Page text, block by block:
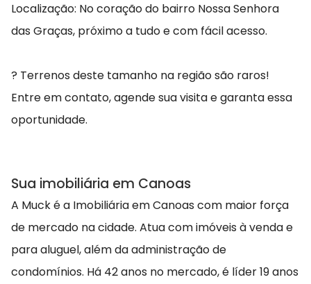
Localização: No coração do bairro Nossa Senhora
das Graças, próximo a tudo e com fácil acesso.
? Terrenos deste tamanho na região são raros!
Entre em contato, agende sua visita e garanta essa
oportunidade.
Sua imobiliária em Canoas
A Muck é a Imobiliária em Canoas com maior força
de mercado na cidade. Atua com imóveis à venda e
para aluguel, além da administração de
condomínios. Há 42 anos no mercado, é líder 19 anos